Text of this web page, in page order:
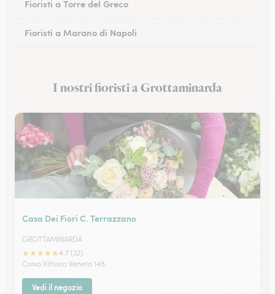
Fioristi a Torre del Greco
Fioristi a Marano di Napoli
Fioristi a Castellammare di Stabia
I nostri fioristi a Grottaminarda
Casa Dei Fiori C. Terrazzano
GROTTAMINARDA
★★★★★4.7 (32)
Corso Vittorio Veneto 148
Vedi il negozio